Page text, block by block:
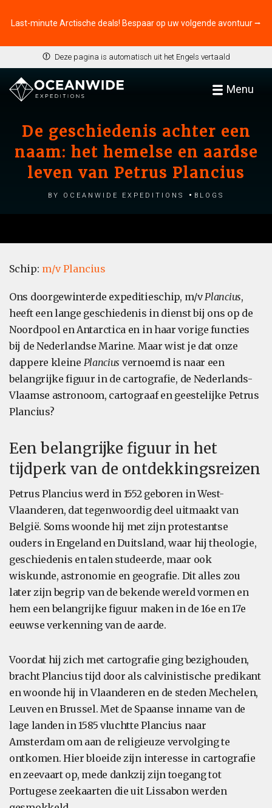
Last-minute Arctische deals! Bespaar op uw volgende avontuur ⭢
Deze pagina is automatisch uit het Engels vertaald
Menu
De geschiedenis achter een
naam: het hemelse en aardse
leven van Petrus Plancius
by Oceanwide Expeditions Blogs
Schip: m/v Plancius
Ons doorgewinterde expeditieschip, m/vPlancius,
heeft een lange geschiedenis in dienst bij ons op de
Noordpool en Antarctica en in haar vorige functies
bij de Nederlandse Marine. Maar wist je dat onze
dappere kleine Plancius vernoemd is naar een
belangrijke figuur in de cartografie, de Nederlands-
Vlaamse astronoom, cartograaf en geestelijke Petrus
Plancius?
Een belangrijke figuur in het
tijdperk van de ontdekkingsreizen
Petrus Plancius werd in 1552 geboren in West-
Vlaanderen, dat tegenwoordig deel uitmaakt van
België. Soms woonde hij met zijn protestantse
ouders in Engeland en Duitsland, waar hij theologie,
geschiedenis en talen studeerde, maar ook
wiskunde, astronomie en geografie. Dit alles zou
later zijn begrip van de bekende wereld vormen en
hem een belangrijke figuur maken in de 16e en 17e
eeuwse verkenning van de aarde.
Voordat hij zich met cartografie ging bezighouden,
bracht Plancius tijd door als calvinistische predikant
en woonde hij in Vlaanderen en de steden Mechelen,
Leuven en Brussel. Met de Spaanse inname van de
lage landen in 1585 vluchtte Plancius naar
Amsterdam om aan de religieuze vervolging te
ontkomen. Hier bloeide zijn interesse in cartografie
en zeevaart op, mede dankzij zijn toegang tot
Portugese zeekaarten die uit Lissabon werden